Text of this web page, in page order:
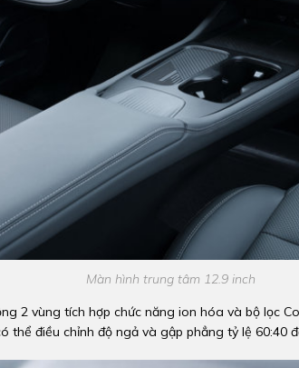
Màn hình trung tâm 12.9 inch
2 vùng tích hợp chức năng ion hóa và bộ lọc
thể điều chỉnh độ ngả và gập phẳng tỷ lệ 60:40